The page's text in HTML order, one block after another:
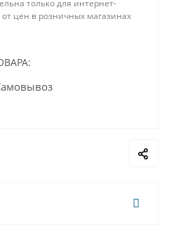
только для интернет-
цен в розничных магазинах